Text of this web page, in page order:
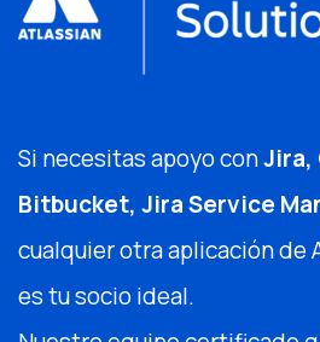
Si necesitas apoyo conJira,
Bitbucket, Jira Service
cualquier otra aplicación de
es tu socio ideal.